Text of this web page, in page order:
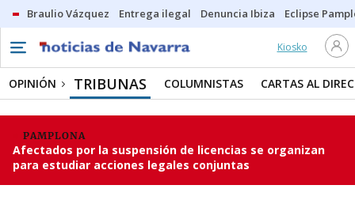
Braulio Vázquez Entrega ilegal Denuncia Ibiza Eclipse
Kiosko
OPINIÓN TRIBUNAS COLUMNISTAS CARTAS AL
PAMPLONA
Afectados por la suspensión de licencias se organizan
para estudiar acciones legales conjuntas